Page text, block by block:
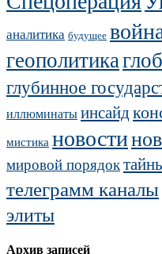
аналитика будущее
геополитика
глубинное
иллюминатыинсайд
мистика новости
мировой порядок
телеграмм каналы
элиты
Архив записей